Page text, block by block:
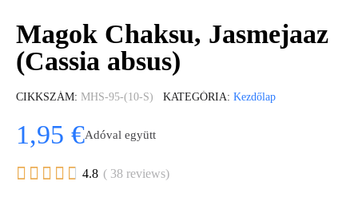
Magok Chaksu, Jasmejaaz
(Cassia absus)
CIKKSZÁM MHS-95-(10-S) KATEGÓRIA Kezdőlap
1,95 €Adóval együtt
     4.8 ( 38 reviews)